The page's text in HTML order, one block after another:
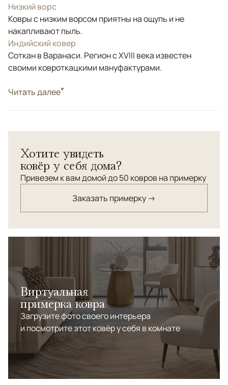
Низкий ворс
Ковры с низким ворсом приятны на ощупь и не
накапливают пыль.
Индийский ковер
Соткан в Варанаси. Регион с XVIII века известен
своими ковроткацкими мануфактурами.
СтильСовременные
выразительной, но деликатной пластикой
поверхности. Плавный рельефный рисунок создаёт
мягкое движение света и тени, сохраняя ощущение
Читать далее
Хотите увидеть
ковёр у себя дома?
Привезем к вам домой до 50 ковров на примерку
Заказать примерку →
Виртуальная
примерка ковра
Загрузите фото своего интерьера
и посмотрите этот ковёр у себя в комнате